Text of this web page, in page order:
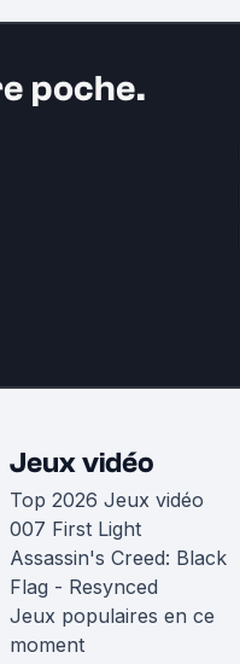
poche.
Jeux vidéo
Top 2026 Jeux vidéo
007 First Light
Assassin's Creed: Black
Flag - Resynced
Jeux populaires en ce
moment